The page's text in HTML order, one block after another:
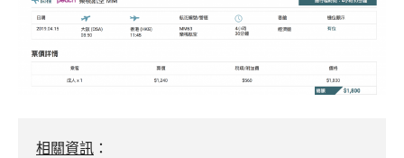
相關資訊 ：